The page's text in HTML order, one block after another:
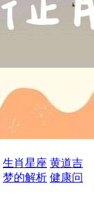
生肖星座 黄道吉
梦的解析 健康问